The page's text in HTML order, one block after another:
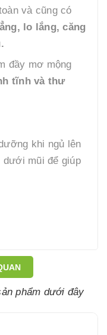
và cũng có
lo lắng, căng
đầy mơ mộng
tĩnh và thư
khi ngủ lên
dưới mũi để giúp
phẩm dưới đây